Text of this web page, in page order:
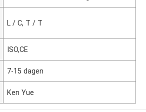
L / C, T / T
ISO,CE
7-15 dagen
Ken Yue